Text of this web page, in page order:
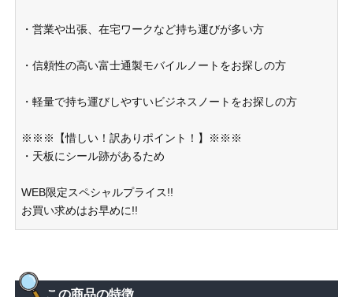
・営業や出張、在宅ワークなど持ち運びが多い方
・信頼性の高い富士通製モバイルノートをお探しの方
・軽量で持ち運びしやすいビジネスノートをお探しの方
※※※【惜しい！訳ありポイント！】※※※
・天板にシール跡があるため
WEB限定スペシャルプライス!!
お買い求めはお早めに!!
この商品の特徴